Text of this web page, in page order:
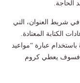
الحاجة.
شريط العنوان، التي
الكتابة المعتادة.
عبارة “مواعيد
فسوف يعطي كروم